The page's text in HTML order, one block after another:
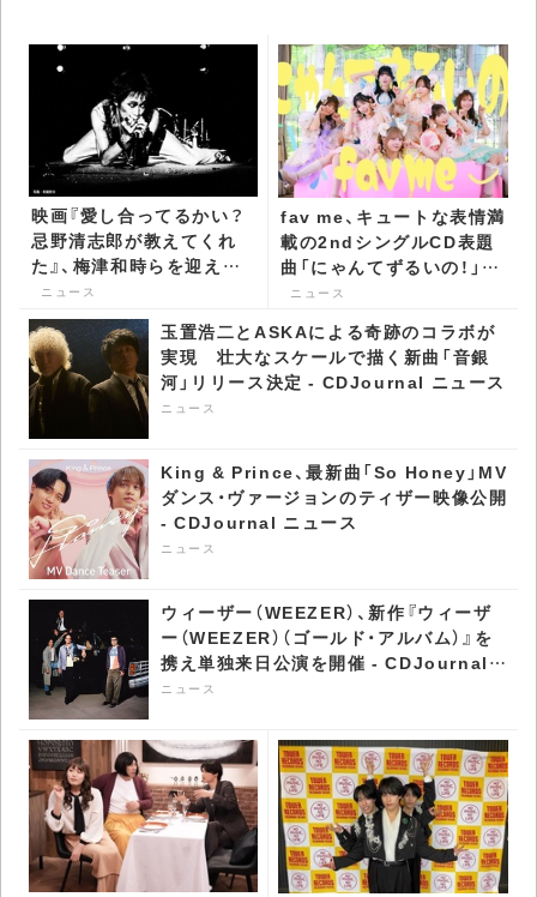
映画『愛し合ってるかい？
忌野清志郎が教えてくれ
た』、梅津和時らを迎えた
トークショー付き最速プ
レミア上映が決定 -
CDJournal ニュース
ニュース
fav me、キュートな表情満
載の2ndシングルCD表題
曲「にゃんてずるいの！」
MV公開 - CDJournal ニ
ニュース
玉置浩二とASKAによる奇跡のコラボが
実現 壮大なスケールで描く新曲「音銀
河」リリース決定 - CDJournal ニュース
ニュース
King & Prince、最新曲「So Honey」MV
ダンス・ヴァージョンのティザー映像公開
- CDJournal ニュース
ニュース
ウィーザー（WEEZER）、新作『ウィーザ
ー（WEEZER）（ゴールド・アルバム）』を
携え単独来日公演を開催 - CDJournal
ニュース
ニュース